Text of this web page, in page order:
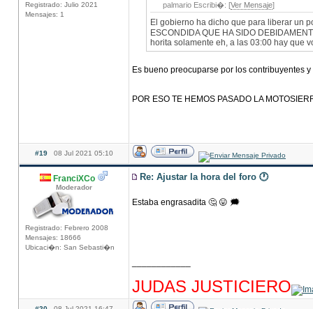
Registrado: Julio 2021
Mensajes: 1
palmario Escribi�: [Ver Mensaje]
El gobierno ha dicho que para liberar un
ESCONDIDA QUE HA SIDO
horita solamente eh, a las 03:00 hay que
Es bueno preocuparse por los contribuyentes
POR ESO TE HEMOS PASADO LA
#19 08 Jul 2021 05:10
FranciXCo
Moderador
Registrado: Febrero 2008
Mensajes: 18666
Ubicaci�n: San Sebasti�n
Re: Ajustar la hora del foro 🕐
Estaba engrasadita 🤔 😛 🗯️
JUDAS JUSTICIERO